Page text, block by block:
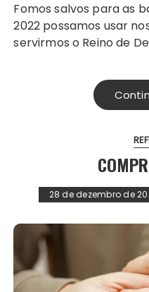
Fomos salvos para as boas obras. Assim, que em
2022 possamos usar
servirmos o Reino de
28 de dezembro de